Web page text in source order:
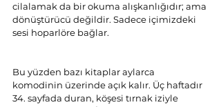
cilalamak da bir okuma alışkanlığıdır; ama
dönüştürücü değildir. Sadece içimizdeki
sesi hoparlöre bağlar.
Bu yüzden bazı kitaplar aylarca
komodinin üzerinde açık kalır. Üç haftadır
34. sayfada duran, köşesi tırnak iziyle